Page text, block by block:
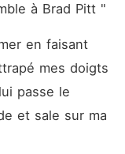
à Brad Pitt "
en faisant
mes doigts
passe le
et sale sur ma